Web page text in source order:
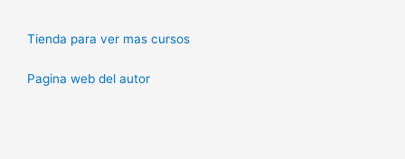
Tienda para ver mas cursos
Pagina web del autor